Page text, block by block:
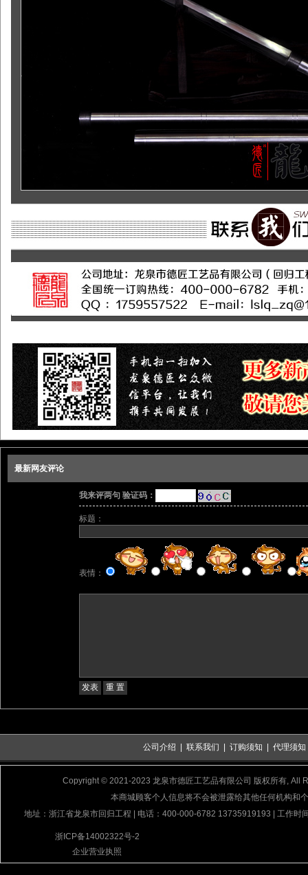
最新网友评论
我来评两句 验证码：
标题：
表情：
公司介绍 联系我们 订购须知 代理须知
Copyright © 2021-2023 龙泉市德匠工艺品有限公司 版权所有, All
本商城顾客个人信息将不会被泄露给其他任何机构和
地址：浙江省龙泉市回归工程 | 电话：400-000-6782 13735919193 | 工作时
浙ICP备14002322号-2
企业营业执照